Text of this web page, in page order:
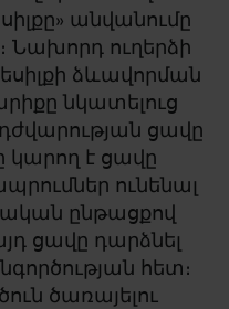
անվանումը
Նախորդ ուղերձի
ձևավորման
նկատելուց
ցավը
կարող է ցավը
ունենալ
ընթացքով
ցավը դարձնել
հետ։
ծառայելու